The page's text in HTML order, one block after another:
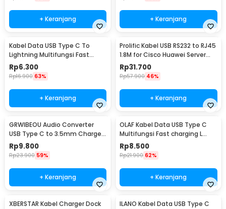
+ Keranjang + Keranjang
Kabel Data USB Type C To
Lightning Multifungsi Fast
Charging 5V 2A 1M - 1636
Rp6.300
Rp16.900 63%
+ Keranjang
Prolific Kabel USB RS232 to RJ45
1.8M for Cisco Huawei Server
Router - PL2303RA
Rp31.700
Rp57.900 46%
+ Keranjang
GRWIBEOU Audio Converter
USB Type C to 3.5mm Charger
Port - GR35C
Rp9.800
Rp23.900 59%
+ Keranjang
OLAF Kabel Data USB Type C
Multifungsi Fast charging L
Shape 5A 1M - OL01
Rp8.500
Rp21.900 62%
+ Keranjang
XBERSTAR Kabel Charger Dock
ILANO Kabel Data USB Type C